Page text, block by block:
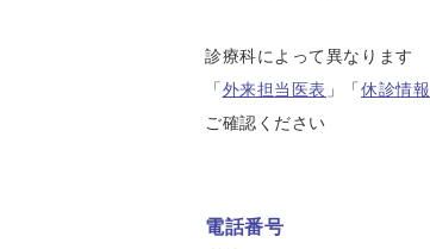
診療科によって異なります
「外来担当医表 」「休診情報
ご確認ください
電話番号